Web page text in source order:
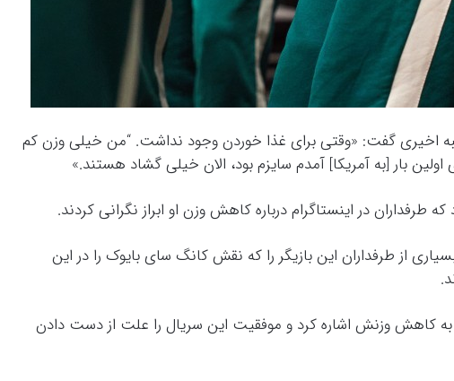
27 ساله در مصاحبه اخیری گفت: «وقتی برای غذا خوردن وجود نداشت. “من خیلی وزن کم
بار [به آمریکا] آمدم سایزم بود، الان خیلی گشاد هستند.»
در اینستاگرام درباره کاهش وزن او ابراز نگرانی کردند.
از طرفداران این بازیگر را که نقش کانگ سای بایوک را در این
به کاهش وزنش اشاره کرد و موفقیت این سریال را علت از دست دادن